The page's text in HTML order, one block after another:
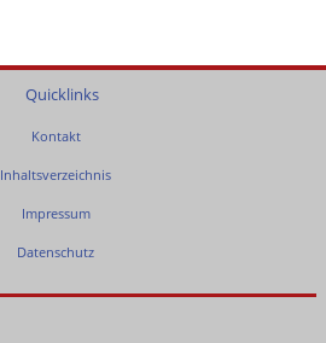
Quicklinks
Kontakt
Inhaltsverzeichnis
Impressum
Datenschutz